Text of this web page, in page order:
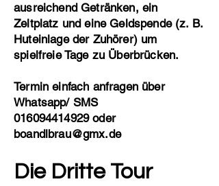
ausreichend Getränken, ein
Zeltplatz und eine Geldspende (z. B.
Huteinlage der Zuhörer) um
spielfreie Tage zu Überbrücken.
Termin einfach anfragen über
Whatsapp/ SMS
016094414929oder
boandlbrau@gmx.de
Die Dritte Tour